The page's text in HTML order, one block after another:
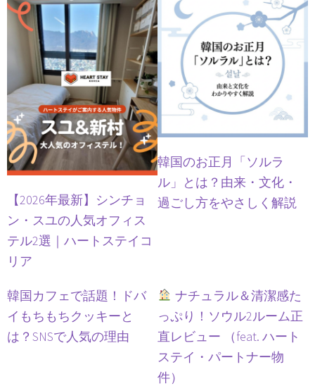
【2026年最新】シンチョ
ン・スユの人気オフィス
テル2選｜ハートステイコ
リア
韓国のお正月「ソルラ
ル」とは？由来・文化・
過ごし方をやさしく解説
韓国カフェで話題！ドバ
イもちもちクッキーと
は？SNSで人気の理由
ナチュラル＆清潔感た
っぷり！ソウル2ルーム正
直レビュー （feat. ハート
ステイ・パートナー物
件）